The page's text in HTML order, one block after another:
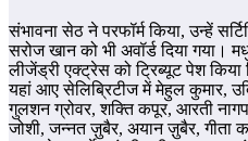
संभावना सेठ ने परफॉर्म किया, उन्हें
सरोज खान को भी अवॉर्ड दिया गया।
लीजेंड्री एक्ट्रेस को ट्रिब्यूट पेश किया
यहां आए सेलिब्रिटीज में मेहुल कुमार,
गुलशन ग्रोवर, शक्ति कपूर, आरती
जोशी, जन्नत ज़ुबैर, अयान ज़ुबैर, गीता